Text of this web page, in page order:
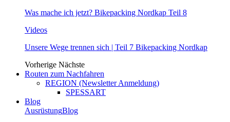
Was mache ich jetzt? Bikepacking Nordkap Teil 8
Videos
Unsere Wege trennen sich | Teil 7 Bikepacking Nordkap
Vorherige Nächste
Routen zum Nachfahren
REGION (Newsletter Anmeldung)
SPESSART
Blog
AusrüstungBlog